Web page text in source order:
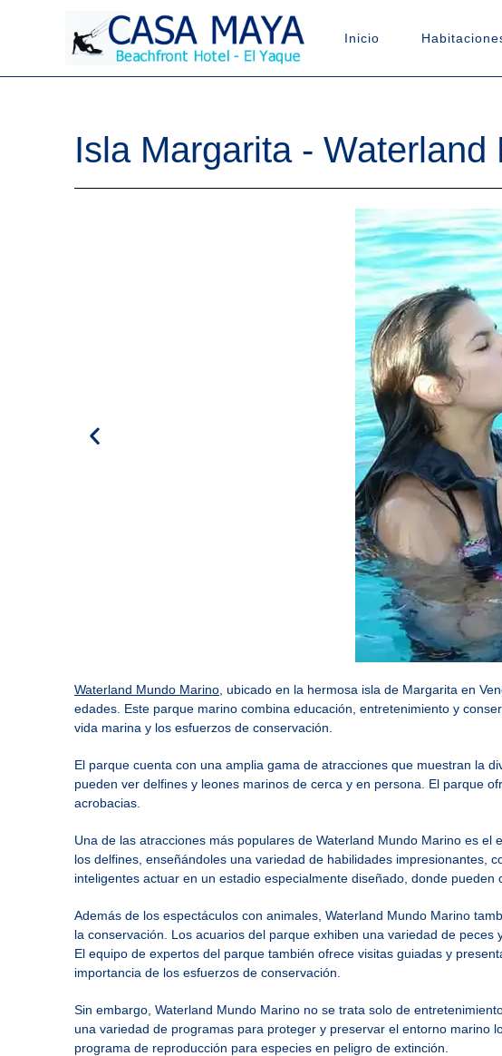
Inicio
Isla Margarita - Waterland
Waterland Mundo Marino , ubicado en la hermosa isla de Margarita en
edades. Este parque marino combina educación, entretenimiento y
vida marina y los esfuerzos de conservación.
El parque cuenta con una amplia gama de atracciones que muestran la
pueden ver delfines y leones marinos de cerca y en persona. El parque
acrobacias.
Una de las atracciones más populares de Waterland Mundo Marino es
los delfines, enseñándoles una variedad de habilidades impresionantes,
inteligentes actuar en un estadio especialmente diseñado, donde
Además de los espectáculos con animales, Waterland Mundo Marino
la conservación. Los acuarios del parque exhiben una variedad de
El equipo de expertos del parque también ofrece visitas guiadas y
importancia de los esfuerzos de conservación.
Sin embargo, Waterland Mundo Marino no se trata solo de
una variedad de programas para proteger y preservar el entorno marino
programa de reproducción para especies en peligro de extinción.